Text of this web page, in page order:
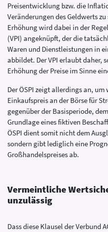
Preisentwicklung bzw. die
Veränderungen des Geldwerts
Erhöhung wird dabei in der
(VPI) angeknüpft, der die
Waren und Dienstleistungen in
abbildet. Der VPI erlaubt daher,
Erhöhung der Preise im Sinne
Der ÖSPI zeigt allerdings an,
Einkaufspreis an der Börse für
gegenüber der Basisperiode,
Grundlage eines fiktiven
ÖSPI dient somit nicht dem
sondern gibt lediglich eine
Großhandelspreises ab.
Vermeintliche
unzulässig
Dass diese Klausel der Verbund